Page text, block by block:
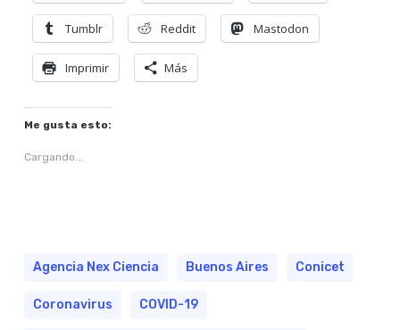
Tumblr Reddit Mastodon
Imprimir Más
Me gusta esto:
Cargando...
Agencia Nex Ciencia Buenos Aires Conicet
Coronavirus COVID-19